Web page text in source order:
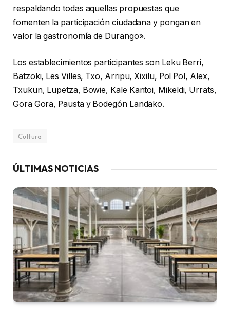
respaldando todas aquellas propuestas que
fomenten la participación ciudadana y pongan en
valor la gastronomía de Durango».
Los establecimientos participantes son Leku Berri,
Batzoki, Les Villes, Txo, Arripu, Xixilu, Pol Pol, Alex,
Txukun, Lupetza, Bowie, Kale Kantoi, Mikeldi, Urrats,
Gora Gora, Pausta y Bodegón Landako.
Cultura
ÚLTIMAS NOTICIAS